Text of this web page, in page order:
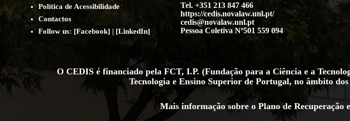
Política de Acessibilidade
Contactos
Follow us: [Facebook] | [LinkedIn]
Tel. +351 213 847 466
https://cedis.novalaw.unl.pt/
cedis@novalaw.unl.pt
Pessoa Coletiva Nº501 559 094
O CEDIS é financiado pela FCT, I.P. (Fundação para a Ciência e a
Tecnologia e Ensino Superior de Portugal, no âmbito
Mais informação sobre o Plano de Recuperação